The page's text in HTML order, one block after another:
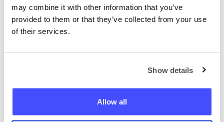
may combine it with other information that you’ve
provided to them or that they’ve collected from your use
of their services.
Show details
Allow all